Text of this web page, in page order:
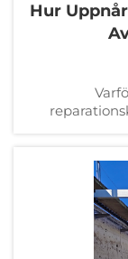
Hur